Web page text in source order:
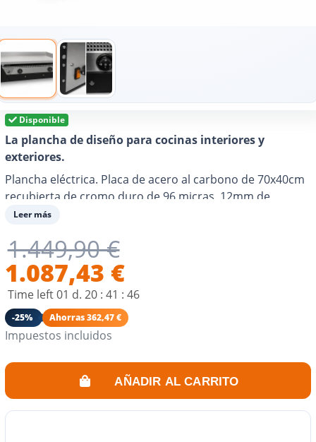
Disponible
La plancha de diseño para cocinas interiores y
exteriores.
Plancha eléctrica. Placa de acero al carbono de 70x40cm
recubierta de cromo duro de 96 micras, 12mm de
espesor. Estructura en acero inoxidable 304 y acero
en la parte trasera y 2 botones de ajuste de temperatura
en la parte delantera. 2 resistencias. Distribución óptima
del calor. Tan eficiente como una plancha de gas. Cocina
para 8-10 personas. .
Leer más
1.449,90 €
1.087,43 €
Time left01 d. 20 :41 :46
-25% Ahorras 362,47 €
Impuestos incluidos
AÑADIR AL CARRITO